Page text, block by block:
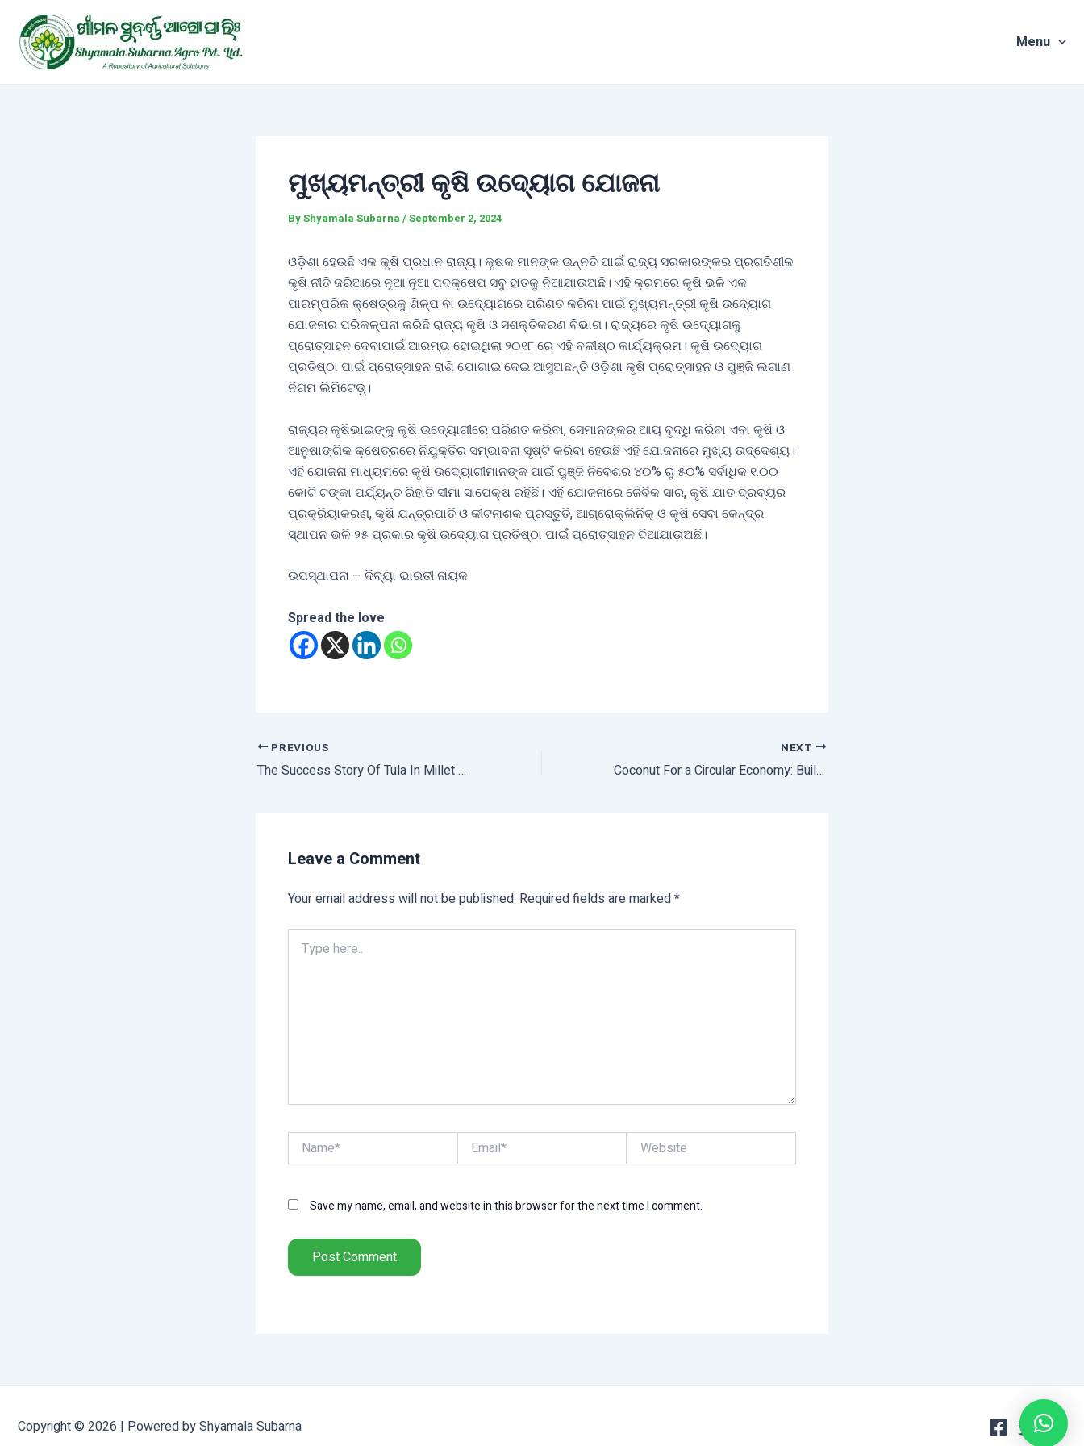
content
Menu
ମୁଖ୍ୟମନ୍ତ୍ରୀ କୃଷି ଉଦ୍ୟୋଗ ଯୋଜନା
ByShyamala Subarna /September 2, 2024
ଓଡ଼ିଶା ହେଉଛି ଏକ କୃଷି ପ୍ରଧାନ ରାଜ୍ୟ। କୃଷକ ମାନଙ୍କ ଉନ୍ନତି ପାଇଁ ରାଜ୍ୟ ସରକାରଙ୍କର ପ୍ରଗତିଶୀଳ
କୃଷି ନୀତି ଜରିଆରେ ନୂଆ ନୂଆ ପଦକ୍ଷେପ ସବୁ ହାତକୁ ନିଆଯାଉଅଛି। ଏହି କ୍ରମରେ କୃଷି ଭଳି ଏକ
ପାରମ୍ପରିକ କ୍ଷେତ୍ରକୁ ଶିଳ୍ପ ବା ଉଦ୍ୟୋଗରେ ପରିଣତ କରିବା ପାଇଁ ମୁଖ୍ୟମନ୍ତ୍ରୀ କୃଷି ଉଦ୍ୟୋଗ
ଯୋଜନାର ପରିକଳ୍ପନା କରିଛି ରାଜ୍ୟ କୃଷି ଓ ସଶକ୍ତିକରଣ ବିଭାଗ। ରାଜ୍ୟରେ କୃଷି ଉଦ୍ୟୋଗକୁ
ପ୍ରୋତ୍ସାହନ ଦେବାପାଇଁ ଆରମ୍ଭ ହୋଇଥିଲା ୨୦୧୮ ରେ ଏହି ବଳୀଷ୍ଠ କାର୍ଯ୍ୟକ୍ରମ। କୃଷି ଉଦ୍ୟୋଗ
ପ୍ରତିଷ୍ଠା ପାଇଁ ପ୍ରୋତ୍ସାହନ ରାଶି ଯୋଗାଇ ଦେଇ ଆସୁଅଛନ୍ତି ଓଡ଼ିଶା କୃଷି ପ୍ରୋତ୍ସାହନ ଓ ପୁଞ୍ଜି ଲଗାଣ
ନିଗମ ଲିମିଟେଡ଼୍।
ରାଜ୍ୟର କୃଷିଭାଇଙ୍କୁ କୃଷି ଉଦ୍ୟୋଗୀରେ ପରିଣତ କରିବା, ସେମାନଙ୍କର ଆୟ ବୃଦ୍ଧି କରିବା ଏବା କୃଷି ଓ
ଆନୁଷାଙ୍ଗିକ କ୍ଷେତ୍ରରେ ନିଯୁକ୍ତିର ସମ୍ଭାବନା ସୃଷ୍ଟି କରିବା ହେଉଛି ଏହି ଯୋଜନାରେ ମୁଖ୍ୟ ଉଦ୍ଦେଶ୍ୟ।
ଏହି ଯୋଜନା ମାଧ୍ୟମରେ କୃଷି ଉଦ୍ୟୋଗୀମାନଙ୍କ ପାଇଁ ପୁଞ୍ଜି ନିବେଶର ୪୦% ରୁ ୫୦% ସର୍ବାଧିକ ୧.୦୦
କୋଟି ଟଙ୍କା ପର୍ଯ୍ୟନ୍ତ ରିହାତି ସୀମା ସାପେକ୍ଷ ରହିଛି। ଏହି ଯୋଜନାରେ ଜୈବିକ ସାର, କୃଷି ଯାତ ଦ୍ରବ୍ୟର
ପ୍ରକ୍ରିୟାକରଣ, କୃଷି ଯନ୍ତ୍ରପାତି ଓ କୀଟନାଶକ ପ୍ରସ୍ତୁତି, ଆଗ୍ରୋକ୍ଲିନିକ୍ ଓ କୃଷି ସେବା କେନ୍ଦ୍ର
ସ୍ଥାପନ ଭଳି ୨୫ ପ୍ରକାର କୃଷି ଉଦ୍ୟୋଗ ପ୍ରତିଷ୍ଠା ପାଇଁ ପ୍ରୋତ୍ସାହନ ଦିଆଯାଉଅଛି।
ଉପସ୍ଥାପନା – ଦିବ୍ୟା ଭାରତୀ ନାୟକ
Spread the love
PREVIOUS
The Success Story Of Tula In Millet Farming
NEXT
Coconut For a Circular Economy: Building Partnership For Maximum Value
Leave a Comment
Your email address will not be published. Required fields are marked*
here..
Name* Email* Website
Save my name, email, and website in this browser for the next time I comment.
Copyright © 2026 | Powered by Shyamala Subarna